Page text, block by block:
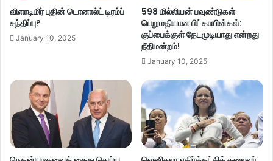
விளாடிமிர் புதின் டொனால்ட் டிரம்ப்
சந்திப்பு?
January 10, 2025
598 மில்லியன் பவுண்டுகள்
பெறுமதியான பிட்காயின்கள்:
குப்பைக்குள் தேடமுடியாது என்றது
நீதிமன்றம்!
January 10, 2025